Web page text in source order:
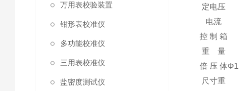
万用表校验装置
钳形表校准仪
多功能校准仪
三用表校准仪
盐密度测试仪
定电压
电流
控 制 箱
重 量
倍 压 体
尺寸重
Φ